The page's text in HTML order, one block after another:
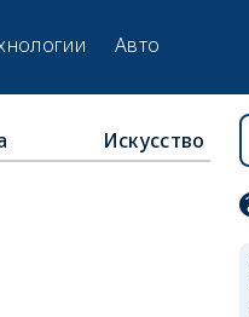
Авто
Искусство